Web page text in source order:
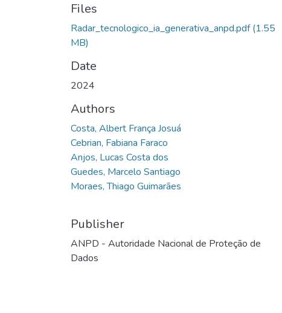
Files
Radar_tecnologico_ia_generativa_anpd.pdf(1.55
MB)
Date
2024
Authors
Costa, Albert França Josuá
Cebrian, Fabiana Faraco
Anjos, Lucas Costa dos
Guedes, Marcelo Santiago
Moraes, Thiago Guimarães
Publisher
ANPD - Autoridade Nacional de Proteção de
Dados